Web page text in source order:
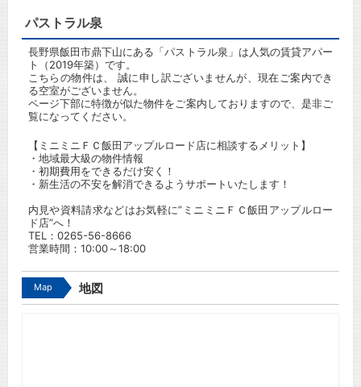
パストラル泉
長野県飯田市鼎下山にある「パストラル泉」は人気の賃貸アパー
ト（2019年築）です。
こちらの物件は、 誠に申し訳ございませんが、現在ご案内でき
る空室がございません。
ページ下部に特徴が似た物件をご案内しておりますので、是非ご
覧になってください。
【ミニミニＦＣ飯田アップルロード店に相談するメリット】
・地域最大級の物件情報
・初期費用をできるだけ安く！
・新生活の不安を解消できるようサポートいたします！
内見や資料請求などはお気軽に”ミニミニＦＣ飯田アップルロー
ド店”へ！
TEL： 0265-56-8666
営業時間：10:00～18:00
Map 地図